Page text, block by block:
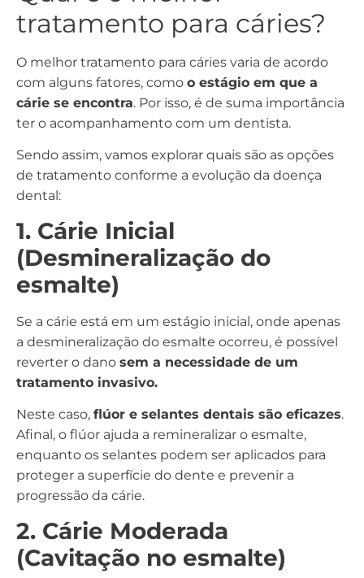
tratamento para cáries?
O melhor tratamento para cáries varia de acordo
com alguns fatores, como o estágio em que a
cárie se encontra. Por isso, é de suma importância
ter o acompanhamento com um dentista.
Sendo assim, vamos explorar quais são as opções
de tratamento conforme a evolução da doença
dental:
1. Cárie Inicial
(Desmineralização do
esmalte)
Se a cárie está em um estágio inicial, onde apenas
a desmineralização do esmalte ocorreu, é possível
reverter o dano sem a necessidade de um
tratamento invasivo.
Neste caso, flúor e selantes dentais são eficazes.
Afinal, o flúor ajuda a remineralizar o esmalte,
enquanto os selantes podem ser aplicados para
proteger a superfície do dente e prevenir a
progressão da cárie.
2. Cárie Moderada
(Cavitação no esmalte)